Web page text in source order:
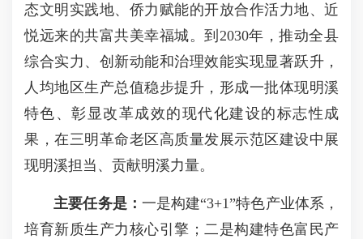
态文明实践地、侨力赋能的开放合作活力地、近
悦远来的共富共美幸福城。到2030年，推动全县
综合实力、创新动能和治理效能实现显著跃升，
人均地区生产总值稳步提升，形成一批体现明溪
特色、彰显改革成效的现代化建设的标志性成
果，在三明革命老区高质量发展示范区建设中展
现明溪担当、贡献明溪力量。
主要任务是： 一是构建“3+1”特色产业体系，
培育新质生产力核心引擎；二是构建特色富民产